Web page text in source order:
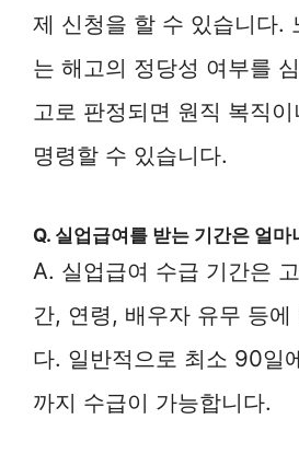
제 신청을 할 수 있습니다.
는 해고의 정당성 여부를
고로 판정되면 원직 복직
명령할 수 있습니다.
Q. 실업급여를 받는 기간은 얼마
A. 실업급여 수급 기간은
간, 연령, 배우자 유무 등에
다. 일반적으로 최소 90일
까지 수급이 가능합니다.